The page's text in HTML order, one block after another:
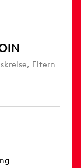
Eltern